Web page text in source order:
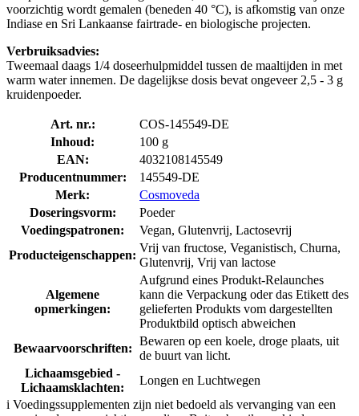
voorzichtig wordt gemalen (beneden 40 °C), is afkomstig van onze
Indiase en Sri Lankaanse fairtrade- en biologische projecten.
Verbruiksadvies:
Tweemaal daags 1/4 doseerhulpmiddel tussen de maaltijden in met
warm water innemen. De dagelijkse dosis bevat ongeveer 2,5 - 3 g
kruidenpoeder.
Art. nr.:
COS-145549-DE
Inhoud:
100 g
EAN:
4032108145549
Producentnummer:
145549-DE
Merk:
Cosmoveda
Doseringsvorm:
Poeder
Voedingspatronen:
Vegan, Glutenvrij, Lactosevrij
Producteigenschappen:
Vrij van fructose, Veganistisch, Churna,
Glutenvrij, Vrij van lactose
Algemene
opmerkingen:
Aufgrund eines Produkt-Relaunches
kann die Verpackung oder das Etikett des
gelieferten Produkts vom dargestellten
Produktbild optisch abweichen
Bewaarvoorschriften:
Bewaren op een koele, droge plaats, uit
de buurt van licht.
Lichaamsgebied -
Lichaamsklachten:
Longen en Luchtwegen
i Voedingssupplementen zijn niet bedoeld als vervanging van een